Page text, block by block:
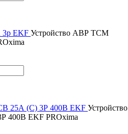
EKF Устройство АВР ТСM
25А (C) 3Р 400В EKF Устройство
400В EKF PROxima